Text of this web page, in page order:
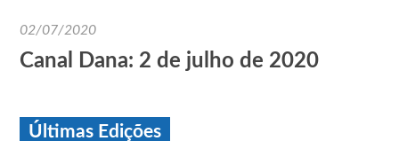
02/07/2020
Canal Dana: 2 de julho de 2020
Últimas Edições